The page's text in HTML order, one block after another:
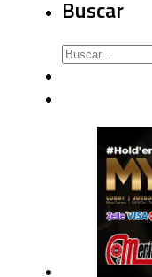
Buscar